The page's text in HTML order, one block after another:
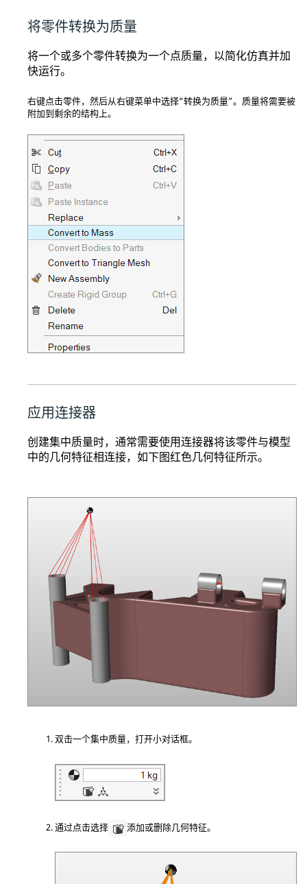
将零件转换为质量
将一个或多个零件转换为一个点质量，以简化仿真并加
快运行。
右键点击零件，然后从右键菜单中选择“转换为质量”。质量将需要被
附加到剩余的结构上。
应用连接器
创建集中质量时，通常需要使用连接器将该零件与模型
中的几何特征相连接，如下图红色几何特征所示。
双击一个集中质量，打开小对话框。
通过点击选择 添加或删除几何特征。